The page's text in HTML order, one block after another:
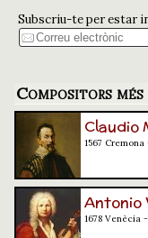
Subscriu-te per estar
Compositors més
Claudio
1567
Antonio
1678 Venècia